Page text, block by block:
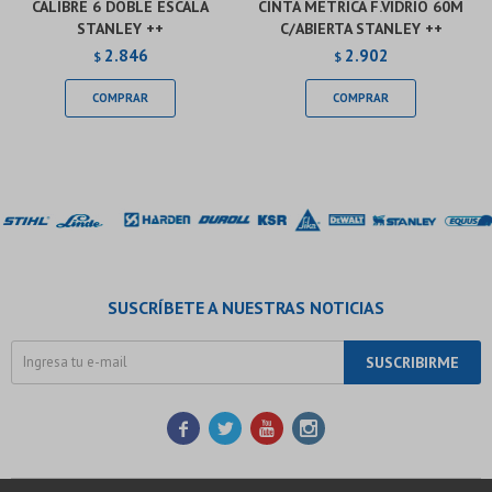
CALIBRE 6 DOBLE ESCALA
STANLEY ++
$ 2.846
CINTA METRICA F.VIDRIO 60M
C/ABIERTA STANLEY ++
$ 2.902
SUSCRÍBETE A NUESTRAS NOTICIAS
SUSCRIBIRME
   